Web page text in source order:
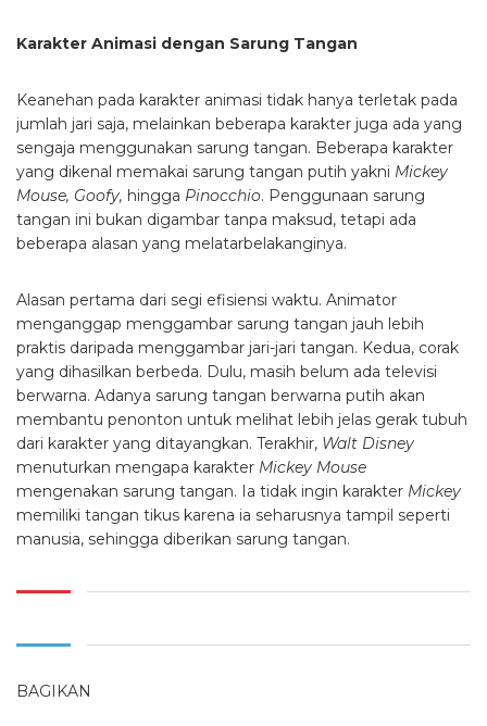
Karakter Animasi dengan Sarung Tangan
Keanehan pada karakter animasi tidak hanya terletak pada
jumlah jari saja, melainkan beberapa karakter juga ada yang
sengaja menggunakan sarung tangan. Beberapa karakter
yang dikenal memakai sarung tangan putih yakni Mickey
Mouse, Goofy, hingga Pinocchio. Penggunaan sarung
tangan ini bukan digambar tanpa maksud, tetapi ada
beberapa alasan yang melatarbelakanginya.
Alasan pertama dari segi efisiensi waktu. Animator
menganggap menggambar sarung tangan jauh lebih
praktis daripada menggambar jari-jari tangan. Kedua, corak
yang dihasilkan berbeda. Dulu, masih belum ada televisi
berwarna. Adanya sarung tangan berwarna putih akan
membantu penonton untuk melihat lebih jelas gerak tubuh
dari karakter yang ditayangkan. Terakhir, Walt Disney
menuturkan mengapa karakter Mickey Mouse
mengenakan sarung tangan. Ia tidak ingin karakter Mickey
memiliki tangan tikus karena ia seharusnya tampil seperti
manusia, sehingga diberikan sarung tangan.
BAGIKAN